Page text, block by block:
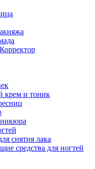
крем и тоник
снятия лака
средства для ногтей